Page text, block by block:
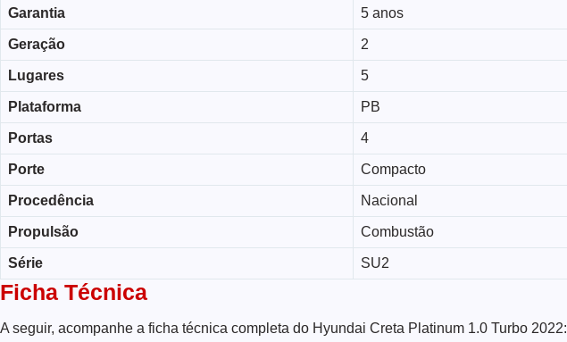
Garantia 5 anos
Geração 2
Lugares 5
Plataforma PB
Portas 4
Porte Compacto
Procedência Nacional
Propulsão Combustão
Série SU2
Ficha Técnica
A seguir, acompanhe a ficha técnica completa do Hyundai Creta Platinum 1.0 Turbo 2022: